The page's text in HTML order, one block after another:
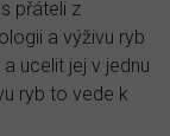
přáteli z
a výživu ryb
ucelit jej v jednu
ryb to vede k